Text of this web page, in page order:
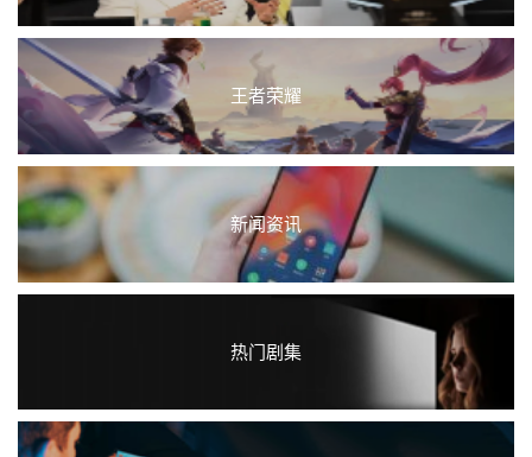
王者荣耀
新闻资讯
热门剧集